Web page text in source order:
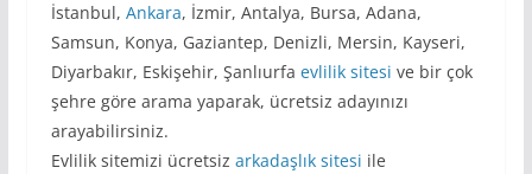
İstanbul, Ankara, İzmir, Antalya, Bursa, Adana,
Samsun, Konya, Gaziantep, Denizli, Mersin, Kayseri,
Diyarbakır, Eskişehir, Şanlıurfa evlilik sitesi ve bir çok
şehre göre arama yaparak, ücretsiz adayınızı
arayabilirsiniz.
Evlilik sitemizi ücretsiz arkadaşlık sitesi ile